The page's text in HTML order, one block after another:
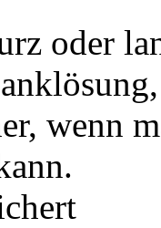
oder
wenn